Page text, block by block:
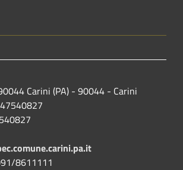
Carini (PA) - 90044 - Carini
8611111